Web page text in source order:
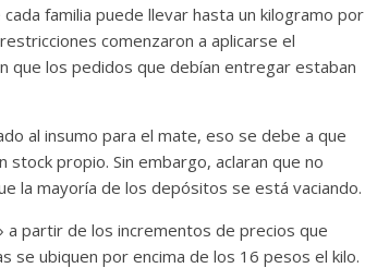
familia puede llevar hasta un kilogramo por
comenzaron a aplicarse el
que los pedidos que debían entregar estaban
al insumo para el mate, eso se debe a que
propio. Sin embargo, aclaran que no
la mayoría de los depósitos se está vaciando.
a partir de los incrementos de precios que
se ubiquen por encima de los 16 pesos el kilo.